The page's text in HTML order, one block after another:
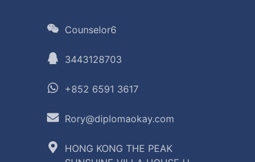
Counselor6
3443128703
+852 6591 3617
Rory@diplomaokay.com
HONG KONG THE PEAK